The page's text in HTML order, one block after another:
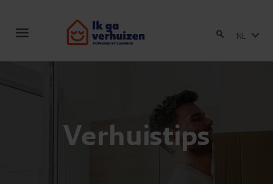
Toggle
NL
Verhuistips